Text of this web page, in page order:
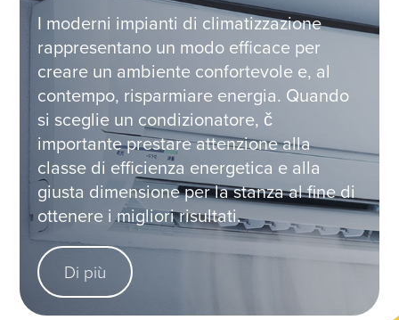
I moderni impianti di climatizzazione
rappresentano un modo efficace per
creare un ambiente confortevole e, al
contempo, risparmiare energia. Quando
si sceglie un condizionatore, č
importante prestare attenzione alla
classe di efficienza energetica e alla
giusta dimensione per la stanza al fine di
ottenere i migliori risultati.
Di più